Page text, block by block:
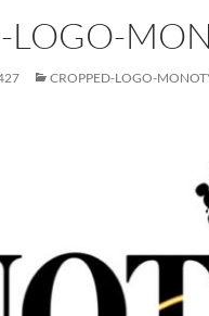
LOGO-
CROPPED-LOGO-